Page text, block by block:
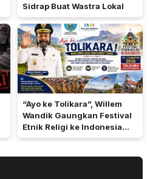
Sidrap Buat Wastra Lokal
“Ayo ke Tolikara”, Willem
Wandik Gaungkan Festival
Etnik Religi ke Indonesia
dan Dunia